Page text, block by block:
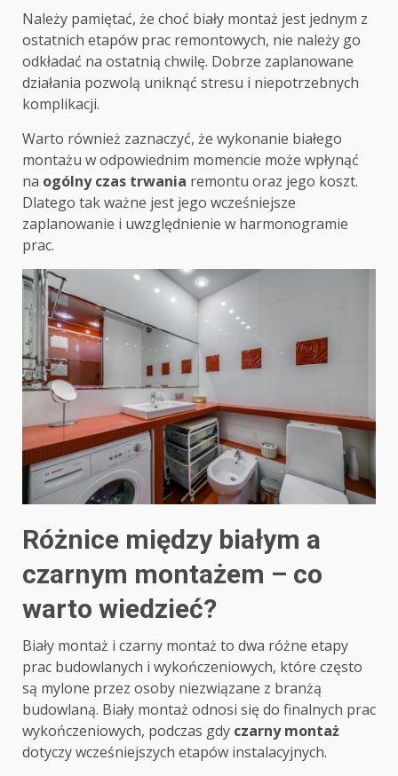
Należy pamiętać, że choć biały montaż jest jednym z
ostatnich etapów prac remontowych, nie należy go
odkładać na ostatnią chwilę. Dobrze zaplanowane
działania pozwolą uniknąć stresu i niepotrzebnych
komplikacji.
Warto również zaznaczyć, że wykonanie białego
montażu w odpowiednim momencie może wpłynąć
na ogólny czas trwania remontu oraz jego koszt.
Dlatego tak ważne jest jego wcześniejsze
zaplanowanie i uwzględnienie w harmonogramie
prac.
Różnice między białym a
czarnym montażem – co
warto wiedzieć?
Biały montaż i czarny montaż to dwa różne etapy
prac budowlanych i wykończeniowych, które często
są mylone przez osoby niezwiązane z branżą
budowlaną. Biały montaż odnosi się do finalnych prac
wykończeniowych, podczas gdy czarny montaż
dotyczy wcześniejszych etapów instalacyjnych.